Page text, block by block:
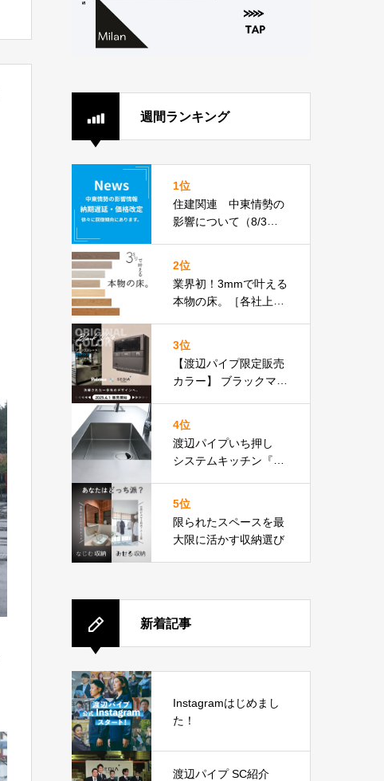
週間ランキング
1位
住建関連 中東情勢の
影響について（8/3更
2位
業界初！3mmで叶える
本物の床。［各社上張
3位
【渡辺パイプ限定販売
カラー】 ブラックマッ
4位
渡辺パイプいち押し
システムキッチン『３
5位
限られたスペースを最
大限に活かす収納選び
新着記事
Instagramはじめまし
た！
渡辺パイプ SC紹介